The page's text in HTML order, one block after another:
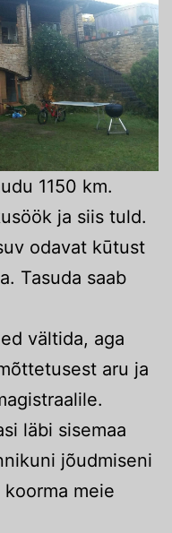
1150 km.
ja siis tuld.
odavat kūtust
Tasuda saab
vältida, aga
aru ja
läbi sisemaa
jõudmiseni
meie